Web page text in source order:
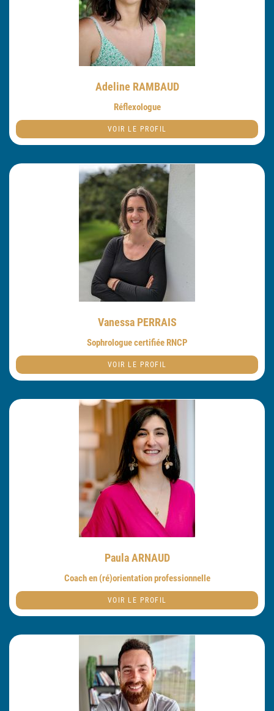
Adeline RAMBAUD
Réflexologue
VOIR LE PROFIL
Vanessa PERRAIS
Sophrologue certifiée RNCP
VOIR LE PROFIL
Paula ARNAUD
Coach en (ré)orientation professionnelle
VOIR LE PROFIL